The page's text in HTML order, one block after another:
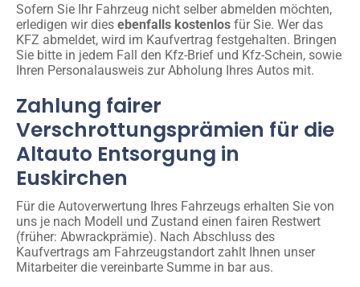
Sofern Sie Ihr Fahrzeug nicht selber abmelden möchten,
erledigen wir dies ebenfalls kostenlos für Sie. Wer das
KFZ abmeldet, wird im Kaufvertrag festgehalten. Bringen
Sie bitte in jedem Fall den Kfz-Brief und Kfz-Schein, sowie
Ihren Personalausweis zur Abholung Ihres Autos mit.
Zahlung fairer
Verschrottungsprämien für die
Altauto Entsorgung in
Euskirchen
Für die Autoverwertung Ihres Fahrzeugs erhalten Sie von
uns je nach Modell und Zustand einen fairen Restwert
(früher: Abwrackprämie). Nach Abschluss des
Kaufvertrags am Fahrzeugstandort zahlt Ihnen unser
Mitarbeiter die vereinbarte Summe in bar aus.